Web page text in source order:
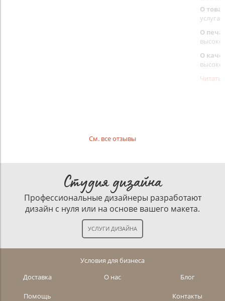
О
услуга
О
О
Читать
См. все отзывы
Студия дизайна
Профессиональные дизайнеры разработают
дизайн с нуля или на основе вашего макета.
Условия для бизнеса
Доставка
О нас Блог
Помощь Контакты